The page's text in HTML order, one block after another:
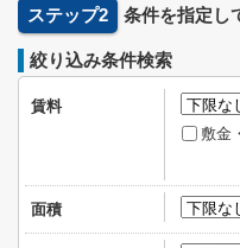
ステップ2 条件を指定し
絞り込み条件検索
賃料
敷金
面積